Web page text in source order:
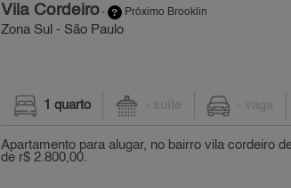
Vila Cordeiro- Próximo Brooklin
Zona Sul - São Paulo
1 quarto - suíte - vaga
Apartamento para alugar, no bairro vila cordeiro
de r$ 2.800,00.